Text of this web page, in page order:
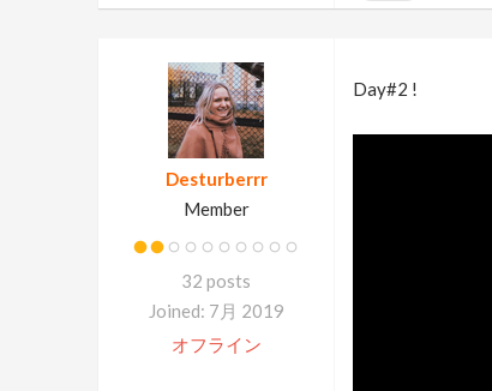
Desturberrr
Member
32 posts
Joined: 7月 2019
オフライン
Day#2 !